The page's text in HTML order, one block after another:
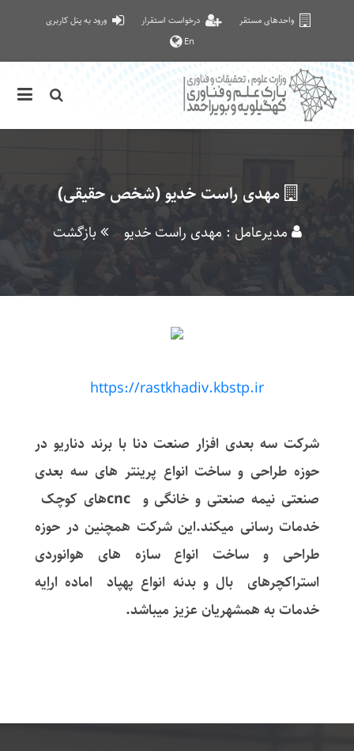
واحدهای مستقر درخواست استقرار
ورود به پنل کاربری
En
مهدی راست خدیو (شخص حقیقی)
مدیرعامل : مهدی راست خدیو بازگشت
https://rastkhadiv.kbstp.ir
شرکت سه بعدی افزار صنعت دنا با برند دناریو در
حوزه طراحی و ساخت انواع پرینتر های سه بعدی
صنعتی نیمه صنعتی و خانگی و cncهای کوچک
خدمات رسانی میکند.این شرکت همچنین در حوزه
طراحی و ساخت انواع سازه های هوانوردی
استراکچرهای بال و بدنه انواع پهپاد اماده اراِيه
خدمات به همشهریان عزیز میباشد.